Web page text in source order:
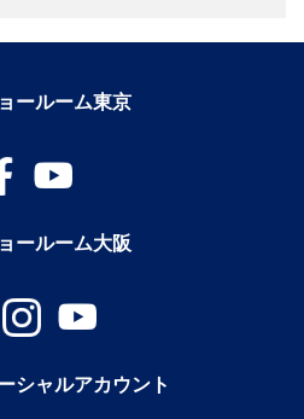
ールーム東京
ールーム大阪
シャルアカウント